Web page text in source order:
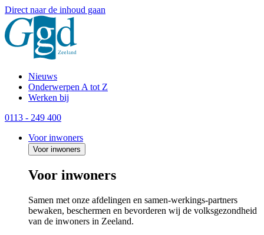
Direct naar de inhoud gaan
Nieuws
Onderwerpen A tot Z
Werken bij
0113 - 249 400
Voor inwoners
Voor inwoners
Voor inwoners
Samen met onze afdelingen en samen-werkings-partners
bewaken, beschermen en bevorderen wij de volksgezondheid
van de inwoners in Zeeland.